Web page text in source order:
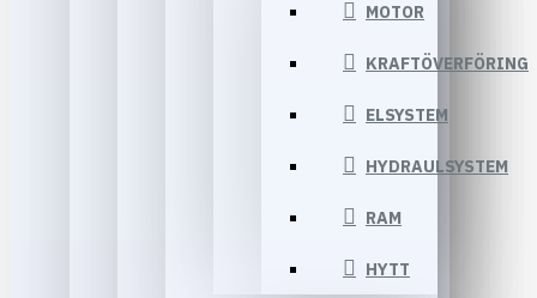
MOTOR
KRAFTÖVERFÖRING
ELSYSTEM
HYDRAULSYSTEM
RAM
HYTT